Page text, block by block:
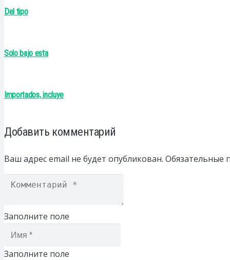
Del tipo
Solo bajo esta
Importados, incluye
Добавить комментарий
Ваш адрес email не будет опубликован. Обязательные
Заполните поле
Заполните поле